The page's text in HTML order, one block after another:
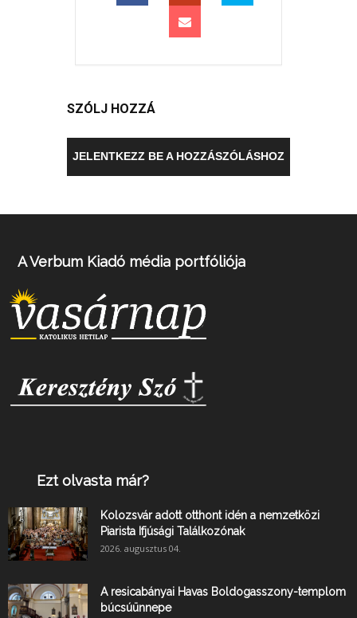
SZÓLJ HOZZÁ
JELENTKEZZ BE A HOZZÁSZÓLÁSHOZ
A Verbum Kiadó média portfóliója
Ezt olvasta már?
Kolozsvár adott otthont idén a nemzetközi
Piarista Ifjúsági Találkozónak
2026. augusztus 04.
A resicabányai Havas Boldogasszony-templom
búcsúünnepe